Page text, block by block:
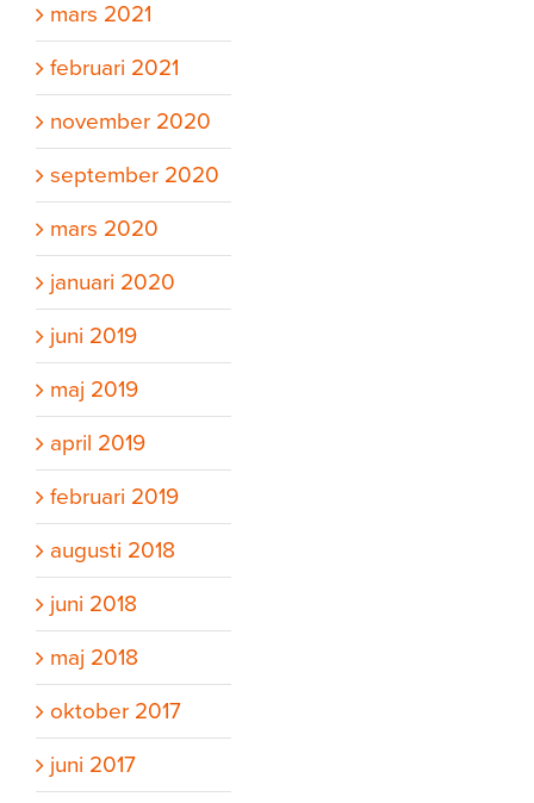
mars 2021
februari 2021
november 2020
september 2020
mars 2020
januari 2020
juni 2019
maj 2019
april 2019
februari 2019
augusti 2018
juni 2018
maj 2018
oktober 2017
juni 2017